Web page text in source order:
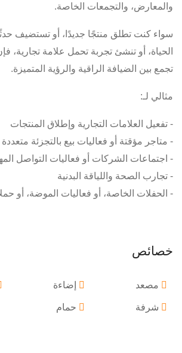
والمعارض، والتجمعات الخاصة.
سواء كنت تطلق منتجًا جديدًا، أو تستضيف
الحياة، أو تنشئ تجربة تحمل علامة تجارية،
تجمع بين الضيافة الراقية والرؤية المتميزة.
مثالي لـ:
- تفعيل العلامات التجارية وإطلاق المنتجات
- متاجر مؤقتة أو فعاليات بيع بالتجزئة متعددة
- اجتماعات الشركات أو فعاليات التواصل
- تجارب الصحة واللياقة البدنية
- الحفلات الخاصة، أو فعاليات الموضة، أو
خصائص
مصعد إضاءة
شرفة حمام